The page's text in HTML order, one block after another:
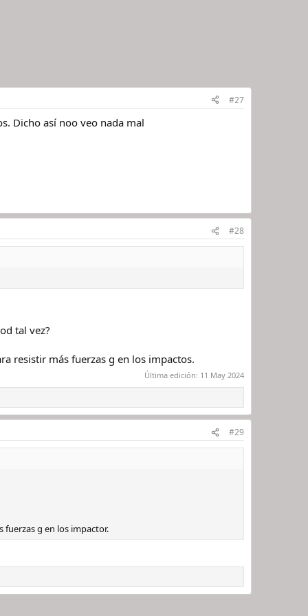
#27
Dicho así noo veo nada mal
#28
tal vez?
resistir más fuerzas g en los impactos.
Última edición: 11 May 2024
#29
g en los impactor.